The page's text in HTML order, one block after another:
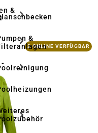
&
-
&
2 ONLINE VERFÜGBAR